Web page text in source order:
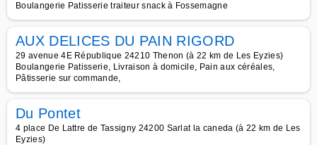
Boulangerie Patisserie traiteur snack à Fossemagne
AUX DELICES DU PAIN RIGORD
29 avenue 4E République 24210 Thenon (à 22 km de Les Eyzies)
Boulangerie Patisserie, Livraison à domicile, Pain aux céréales,
Pâtisserie sur commande,
Du Pontet
4 place De Lattre de Tassigny 24200 Sarlat la caneda (à 22 km de Les
Eyzies)